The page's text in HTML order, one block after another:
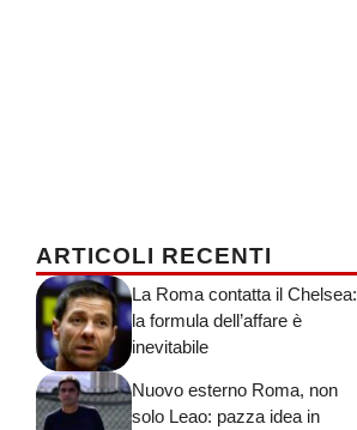
ARTICOLI RECENTI
La Roma contatta il Chelsea:
la formula dell’affare è
inevitabile
Nuovo esterno Roma, non
solo Leao: pazza idea in